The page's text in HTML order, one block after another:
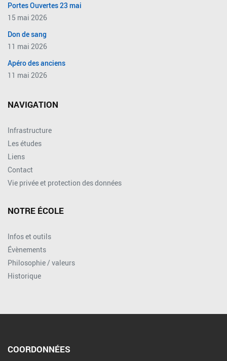
Portes Ouvertes 23 mai
15 mai 2026
Don de sang
11 mai 2026
Apéro des anciens
11 mai 2026
NAVIGATION
Infrastructure
Les études
Liens
Contact
Vie privée et protection des données
NOTRE ÉCOLE
Infos et outils
Évènements
Philosophie / valeurs
Historique
COORDONNÉES